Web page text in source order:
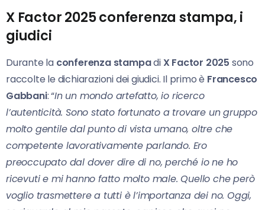
X Factor 2025 conferenza stampa, i
giudici
Durante la conferenza stampadi X Factor 2025 sono
raccolte le dichiarazioni dei giudici. Il primo è Francesco
Gabbani: “In un mondo artefatto, io ricerco
l’autenticità. Sono stato fortunato a trovare un gruppo
molto gentile dal punto di vista umano, oltre che
competente lavorativamente parlando. Ero
preoccupato dal dover dire di no, perché io ne ho
ricevuti e mi hanno fatto molto male. Quello che però
voglio trasmettere a tutti è l’importanza dei no. Oggi,